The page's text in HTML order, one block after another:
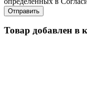
Товар добавлен в